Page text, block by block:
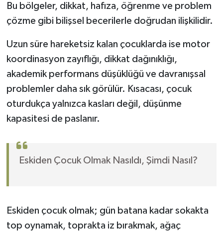
Bu bölgeler, dikkat, hafıza, öğrenme ve problem
çözme gibi bilişsel becerilerle doğrudan ilişkilidir.
Uzun süre hareketsiz kalan çocuklarda ise motor
koordinasyon zayıflığı, dikkat dağınıklığı,
akademik performans düşüklüğü ve davranışsal
problemler daha sık görülür. Kısacası, çocuk
oturdukça yalnızca kasları değil, düşünme
kapasitesi de paslanır.
Eskiden Çocuk Olmak Nasıldı, Şimdi Nasıl?
Eskiden çocuk olmak; gün batana kadar sokakta
top oynamak, toprakta iz bırakmak, ağaç